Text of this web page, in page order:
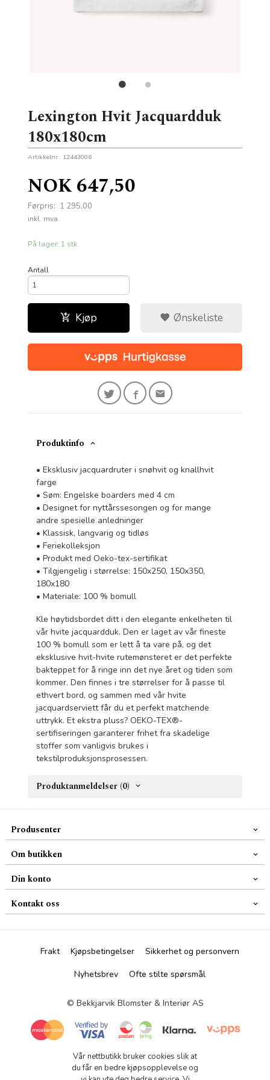
Lexington Hvit Jacquardduk
180x180cm
Artikkelnr.: 12443006
Tilbud
NOK647,50
Førpris: 1 295,00
Rabatt
inkl. mva.
På lager: 1 stk.
Antall
Kjøp Ønskeliste
Produktinfo
• Eksklusiv jacquardruter i snøhvit og knallhvit
farge
• Søm: Engelske boarders med 4 cm
• Designet for nyttårssesongen og for mange
andre spesielle anledninger
• Klassisk, langvarig og tidløs
• Feriekolleksjon
• Produkt med Oeko-tex-sertifikat
• Tilgjengelig i størrelse: 150x250, 150x350,
180x180
• Materiale: 100 % bomull
Kle høytidsbordet ditt i den elegante enkelheten til
vår hvite jacquardduk. Den er laget av vår fineste
100 % bomull som er lett å ta vare på, og det
eksklusive hvit-hvite rutemønsteret er det perfekte
bakteppet for å ringe inn det nye året og tiden som
kommer. Den finnes i tre størrelser for å passe til
ethvert bord, og sammen med vår hvite
jacquardserviett får du et perfekt matchende
uttrykk. Et ekstra pluss? OEKO-TEX®-
sertifiseringen garanterer frihet fra skadelige
stoffer som vanligvis brukes i
tekstilproduksjonsprosessen.
Produktanmeldelser (0)
Produsenter
Om butikken
Din konto
Kontakt oss
Frakt Kjøpsbetingelser
Sikkerhet og personvern
Nyhetsbrev
Ofte stilte spørsmål
© Bekkjarvik Blomster & Interiør AS
Vår nettbutikk bruker cookies slik at
du får en bedre kjøpsopplevelse og